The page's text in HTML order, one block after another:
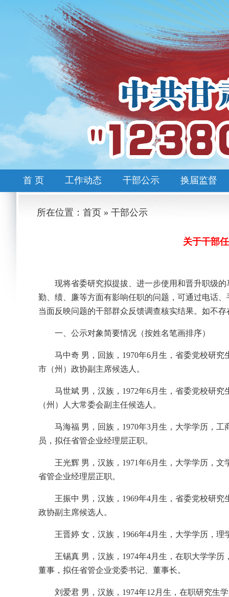
首 页 工作动态 干部公示 换届监督
所在位置：首页 » 干部公示
关于干部
现将省委研究拟提拔、进一步使用和晋升职级
勤、绩、廉等方面有影响任职的问题，可通过电话
当面反映问题的干部群众反馈调查核实结果。如不
一、公示对象简要情况（按姓名笔画排序）
马中奇 男，回族，1970年6月生，省委党校研
市（州）政协副主席候选人。
马世斌 男，汉族，1972年6月生，省委党校研
（州）人大常委会副主任候选人。
马海福 男，回族，1970年3月生，大学学历，
员，拟任省管企业经理层正职。
王光辉 男，汉族，1971年6月生，大学学历，
省管企业经理层正职。
王振中 男，汉族，1969年4月生，省委党校研
政协副主席候选人。
王晋婷 女，汉族，1966年4月生，大学学历，
王锡真 男，汉族，1974年4月生，在职大学学
董事，拟任省管企业党委书记、董事长。
刘爱君 男，汉族，1974年12月生，在职研究生